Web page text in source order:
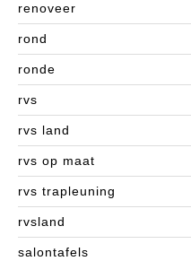
renoveer
rond
ronde
rvs
rvs land
rvs op maat
rvs trapleuning
rvsland
salontafels